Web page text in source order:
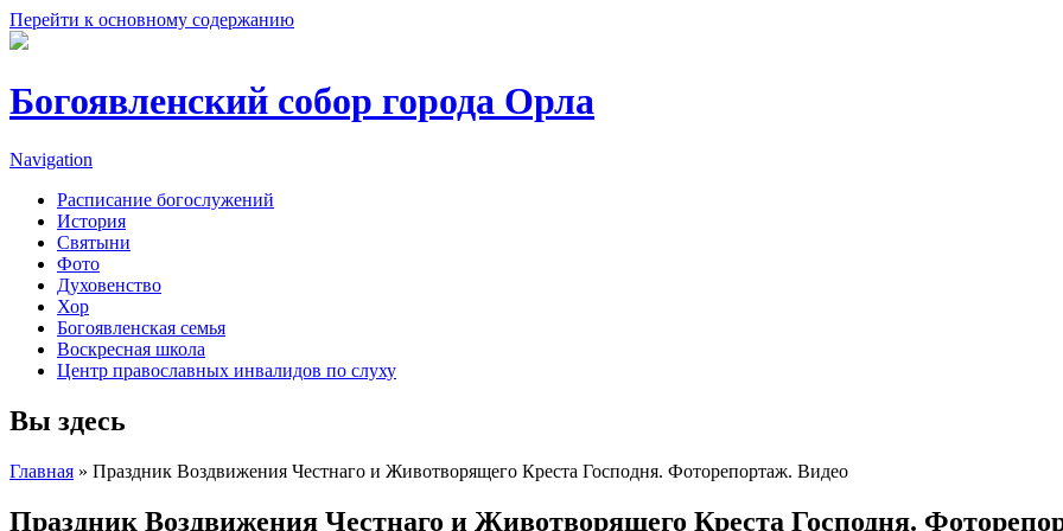
Перейти к основному содержанию
Богоявленский собор города Орла
Navigation
Расписание богослужений
История
Святыни
Фото
Духовенство
Хор
Богоявленская семья
Воскресная школа
Центр православных инвалидов по слуху
Вы здесь
Главная » Праздник Воздвижения Честнаго и Животворящего Креста Господня. Фоторепортаж. Видео
Праздник Воздвижения Честнаго и Животворящего Креста Господня.